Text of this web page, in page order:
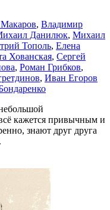
, Владимир
Данилюк, Михаил
Тополь, Елена
Хованская, Сергей
, Роман Грибков,
, Иван Егоров
кажется привычным и
знают друг друга